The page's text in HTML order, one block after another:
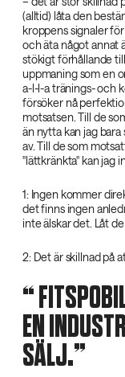
(alltid) låta den
kroppens signaler
och äta något annat
stökigt förhållande
uppmaning som en
a-l-l-a tränings- och
försöker nå
motsatsen. Till de
än nytta kan jag
av. Till de som
"lättkränkta" kan jag
1: Ingen kommer
det finns ingen
inte älskar det. Låt
2: Det är skillnad på
EN
SÄLJ.